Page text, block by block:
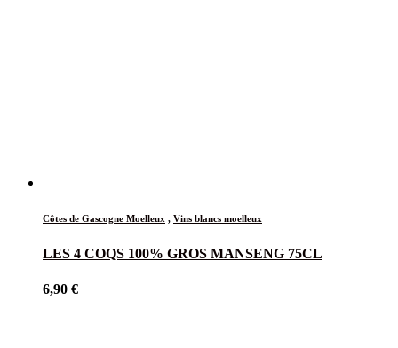
Côtes de Gascogne Moelleux , Vins blancs moelleux
LES 4 COQS 100% GROS MANSENG 75CL
6,90 €